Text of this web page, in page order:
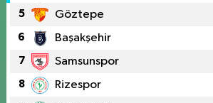
5 Göztepe
6 Başakşehir
7 Samsunspor
8 Rizespor